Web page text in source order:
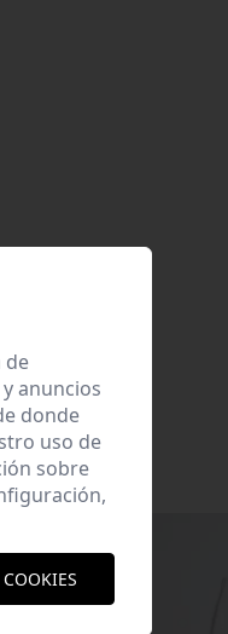
de
anuncios
donde
uso de
sobre